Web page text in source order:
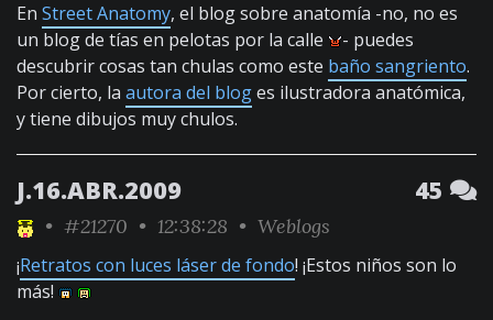
En Street Anatomy, el blog sobre anatomía -no, no es
un blog de tías en pelotas por la calle
- puedes
descubrir cosas tan chulas como este baño sangriento.
Por cierto, la autora del bloges ilustradora anatómica,
y tiene dibujos muy chulos.
J.16.ABR.2009 45
• #21270 • 12:38:28 • Weblogs
¡Retratos con luces láser de fondo! ¡Estos niños son lo
más!